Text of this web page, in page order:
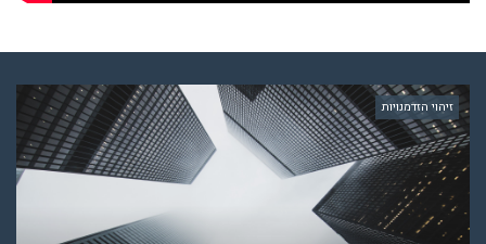
זיהוי הזדמנויות